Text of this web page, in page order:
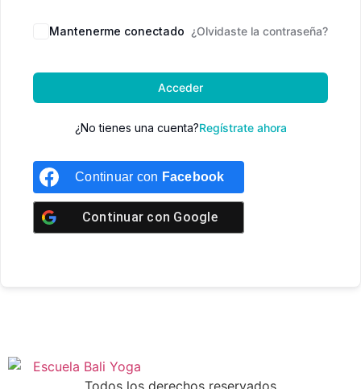
Mantenerme conectado ¿Olvidaste la contraseña?
Acceder
¿No tienes una cuenta?Regístrate ahora
Continuar con Facebook
Continuar con Google
Todos los derechos reservados